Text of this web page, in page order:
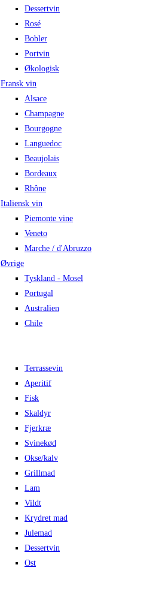
Dessertvin
Rosé
Bobler
Portvin
Økologisk
Fransk vin
Alsace
Champagne
Bourgogne
Languedoc
Beaujolais
Bordeaux
Rhône
Italiensk vin
Piemonte vine
Veneto
Marche / d'Abruzzo
Øvrige
Tyskland - Mosel
Portugal
Australien
Chile
Terrassevin
Aperitif
Fisk
Skaldyr
Fjerkræ
Svinekød
Okse/kalv
Grillmad
Lam
Vildt
Krydret mad
Julemad
Dessertvin
Ost